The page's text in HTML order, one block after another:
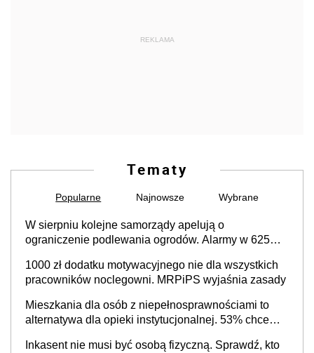
REKLAMA
Tematy
Popularne Najnowsze Wybrane
W sierpniu kolejne samorządy apelują o
ograniczenie podlewania ogrodów. Alarmy w 625
cały kraj
1000 zł dodatku motywacyjnego nie dla wszystkich
pracowników noclegowni. MRPiPS wyjaśnia zasady
Mieszkania dla osób z niepełnosprawnościami to
alternatywa dla opieki instytucjonalnej. 53% chce
Inkasent nie musi być osobą fizyczną. Sprawdź, kto